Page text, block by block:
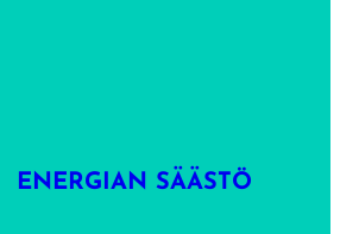
ENERGIAN SÄÄSTÖ